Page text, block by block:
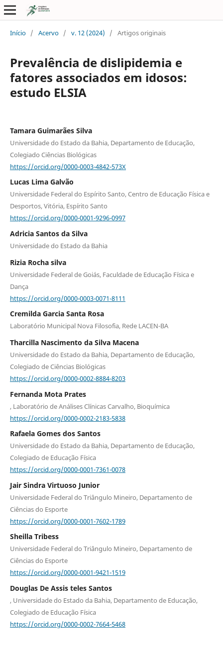
Início / Acervo / v. 12 (2024) / Artigos originais
Prevalência de dislipidemia e
fatores associados em idosos:
estudo ELSIA
Tamara Guimarães Silva
Universidade do Estado da Bahia, Departamento de Educação,
Colegiado Ciências Biológicas
https://orcid.org/0000-0003-4842-573X
Lucas Lima Galvão
Universidade Federal do Espírito Santo, Centro de Educação Física e
Desportos, Vitória, Espírito Santo
https://orcid.org/0000-0001-9296-0997
Adricia Santos da Silva
Universidade do Estado da Bahia
Rizia Rocha silva
Universidade Federal de Goiás, Faculdade de Educação Física e
Dança
https://orcid.org/0000-0003-0071-8111
Cremilda Garcia Santa Rosa
Laboratório Municipal Nova Filosofia, Rede LACEN-BA
Tharcilla Nascimento da Silva Macena
Universidade do Estado da Bahia, Departamento de Educação,
Colegiado de Ciências Biológicas
https://orcid.org/0000-0002-8884-8203
Fernanda Mota Prates
, Laboratório de Análises Clínicas Carvalho, Bioquímica
https://orcid.org/0000-0002-2183-5838
Rafaela Gomes dos Santos
Universidade do Estado da Bahia, Departamento de Educação,
Colegiado de Educação Física
https://orcid.org/0000-0001-7361-0078
Jair Sindra Virtuoso Junior
Universidade Federal do Triângulo Mineiro, Departamento de
Ciências do Esporte
https://orcid.org/0000-0001-7602-1789
Sheilla Tribess
Universidade Federal do Triângulo Mineiro, Departamento de
Ciências do Esporte
https://orcid.org/0000-0001-9421-1519
Douglas De Assis teles Santos
, Universidade do Estado da Bahia, Departamento de Educação,
Colegiado de Educação Física
https://orcid.org/0000-0002-7664-5468